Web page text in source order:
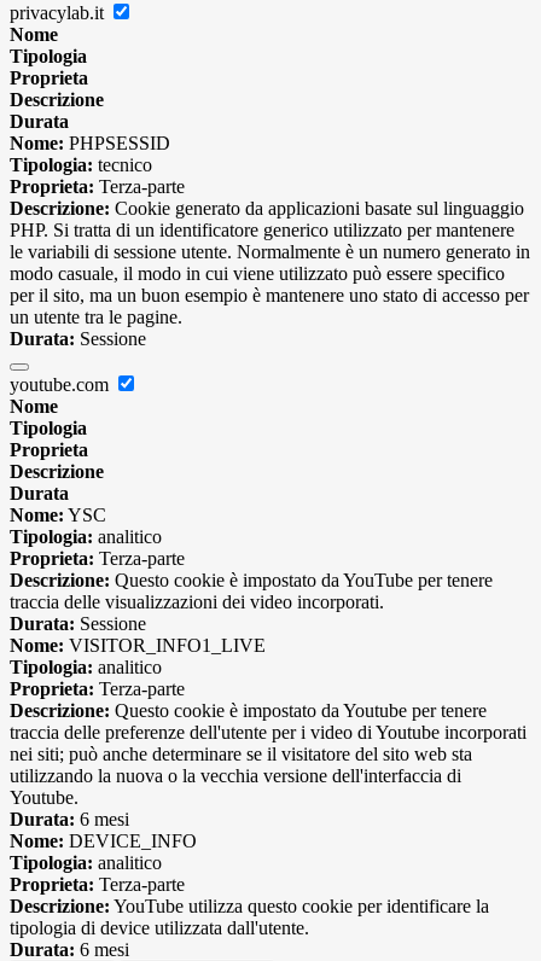
privacylab.it
Nome
Tipologia
Proprieta
Descrizione
Durata
Nome: PHPSESSID
Tipologia: tecnico
Proprieta: Terza-parte
Descrizione: Cookie generato da applicazioni basate sul linguaggio
PHP. Si tratta di un identificatore generico utilizzato per mantenere
le variabili di sessione utente. Normalmente è un numero generato in
modo casuale, il modo in cui viene utilizzato può essere specifico
per il sito, ma un buon esempio è mantenere uno stato di accesso per
un utente tra le pagine.
Durata: Sessione
youtube.com
Nome
Tipologia
Proprieta
Descrizione
Durata
Nome: YSC
Tipologia: analitico
Proprieta: Terza-parte
Descrizione: Questo cookie è impostato da YouTube per tenere
traccia delle visualizzazioni dei video incorporati.
Durata: Sessione
Nome: VISITOR_INFO1_LIVE
Tipologia: analitico
Proprieta: Terza-parte
Descrizione: Questo cookie è impostato da Youtube per tenere
traccia delle preferenze dell'utente per i video di Youtube incorporati
nei siti; può anche determinare se il visitatore del sito web sta
utilizzando la nuova o la vecchia versione dell'interfaccia di
Youtube.
Durata: 6 mesi
Nome: DEVICE_INFO
Tipologia: analitico
Proprieta: Terza-parte
Descrizione: YouTube utilizza questo cookie per identificare la
tipologia di device utilizzata dall'utente.
Durata: 6 mesi